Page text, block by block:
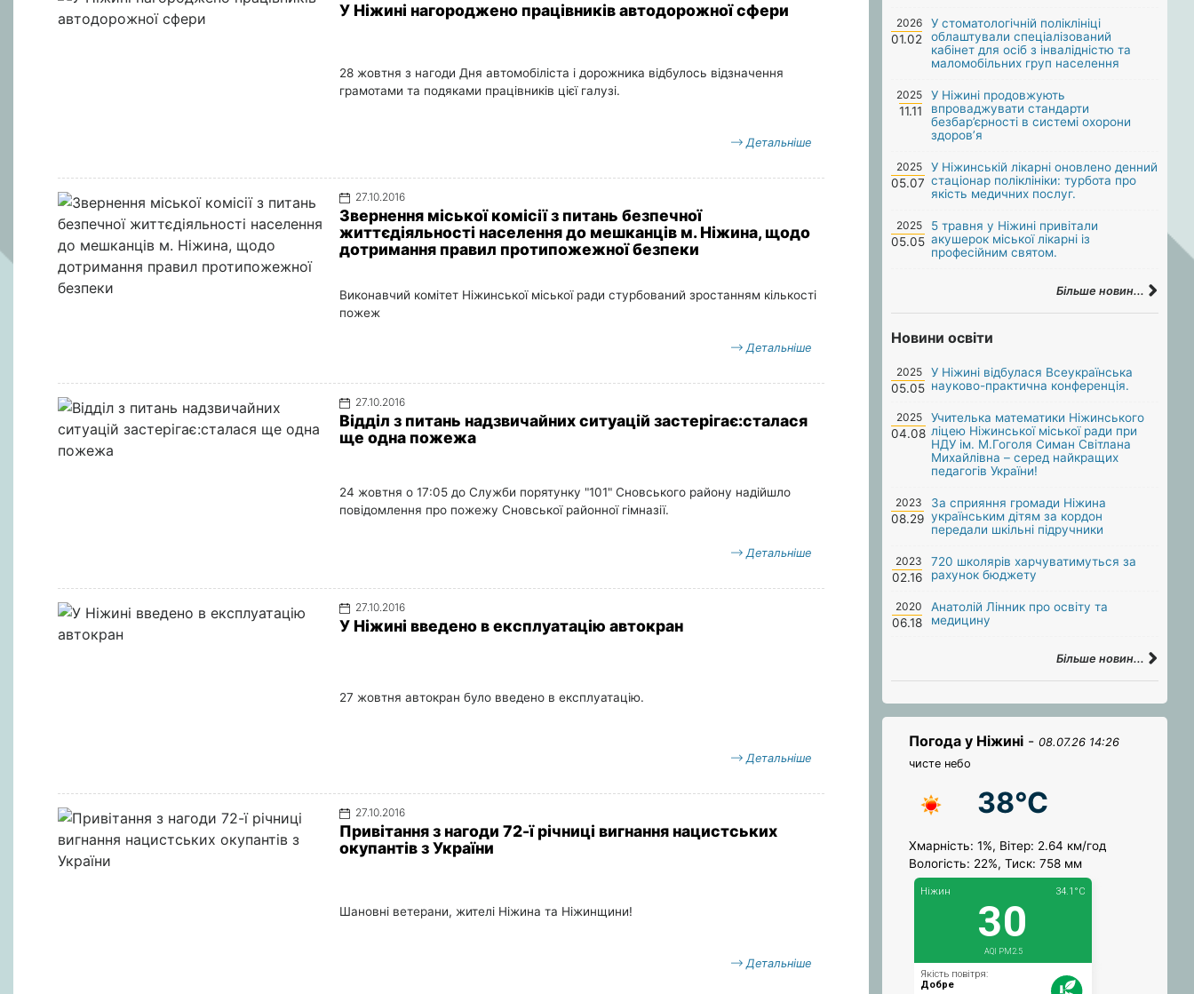
У Ніжині нагороджено працівників автодорожної сфери
28 жовтня з нагоди Дня автомобіліста і дорожника відбулось відзначення
грамотами та подяками працівників цієї галузі.
Детальніше
27.10.2016
Звернення міської комісії з питань безпечної
життєдіяльності населення до мешканців м. Ніжина, щодо
дотримання правил протипожежної безпеки
Виконавчий комітет Ніжинської міської ради стурбований зростанням кількості
пожеж
Детальніше
27.10.2016
Відділ з питань надзвичайних ситуацій застерігає:сталася
ще одна пожежа
24 жовтня о 17:05 до Служби порятунку "101" Сновського району надійшло
повідомлення про пожежу Сновської районної гімназії.
Детальніше
27.10.2016
У Ніжині введено в експлуатацію автокран
27 жовтня автокран було введено в експлуатацію.
Детальніше
27.10.2016
Привітання з нагоди 72-ї річниці вигнання нацистських
окупантів з України
Шановні ветерани, жителі Ніжина та Ніжинщини!
Детальніше
2026
01.02
У стоматологічній поліклініці
облаштували спеціалізований
кабінет для осіб з інвалідністю та
маломобільних груп населення
2025
11.11
У Ніжині продовжують
впроваджувати стандарти
безбар’єрності в системі охорони
здоров’я
2025
05.07
У Ніжинській лікарні оновлено денний
стаціонар поліклініки: турбота про
якість медичних послуг.
2025
05.05
5 травня у Ніжині привітали
акушерок міської лікарні із
професійним святом.
Більше новин...
Новини освіти
2025
05.05
У Ніжині відбулася Всеукраїнська
науково-практична конференція.
2025
04.08
Учителька математики Ніжинського
ліцею Ніжинської міської ради при
НДУ ім. М.Гоголя Симан Світлана
Михайлівна – серед найкращих
педагогів України!
2023
08.29
За сприяння громади Ніжина
українським дітям за кордон
передали шкільні підручники
2023
02.16
720 школярів харчуватимуться за
рахунок бюджету
2020
06.18
Анатолій Лінник про освіту та
медицину
Більше новин...
Погода у Ніжині - 08.07.26 14:26
чисте небо
38°C
Хмарність: 1%, Вітер: 2.64 км/год
Вологість: 22%, Тиск: 758 мм